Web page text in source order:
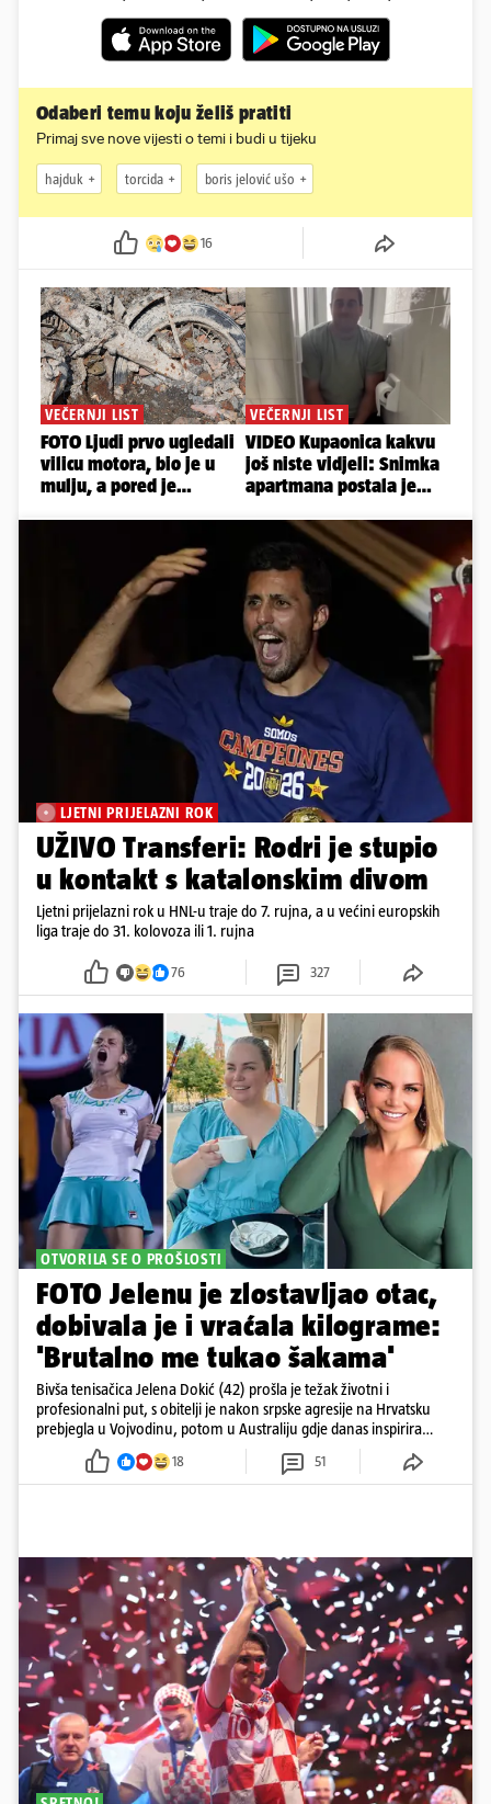
Odaberi temu koju želiš pratiti
Primaj sve nove vijesti o temi i budi u tijeku
hajduk torcida boris jelović ušo
16
LJETNI PRIJELAZNI ROK
UŽIVO Transferi: Rodri je stupio
u kontakt s katalonskim divom
Ljetni prijelazni rok u HNL-u traje do 7. rujna, a u većini europskih
liga traje do 31. kolovoza ili 1. rujna
76 327
OTVORILA SE O PROŠLOSTI
FOTO Jelenu je zlostavljao otac,
dobivala je i vraćala kilograme:
'Brutalno me tukao šakama'
Bivša tenisačica Jelena Dokić (42) prošla je težak životni i
profesionalni put, s obitelji je nakon srpske agresije na Hrvatsku
prebjegla u Vojvodinu, potom u Australiju gdje danas inspirira
18 51